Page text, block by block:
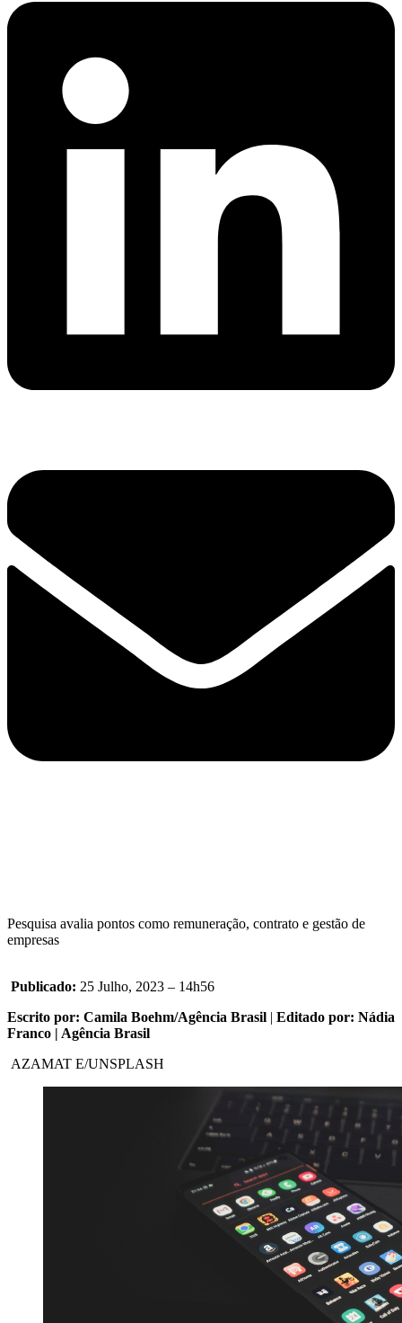
Pesquisa avalia pontos como remuneração, contrato e gestão de
empresas
Publicado: 25 Julho, 2023 – 14h56
Escrito por: Camila Boehm/Agência Brasil | Editado por: Nádia
Franco | Agência Brasil
AZAMAT E/UNSPLASH